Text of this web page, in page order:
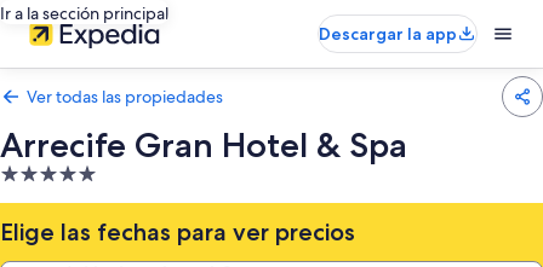
Ir a la sección principal
Descargar la app
Ver todas las propiedades
Arrecife Gran Hotel & Spa
Propiedad
de
5.0
estrellas
Elige las fechas para ver precios